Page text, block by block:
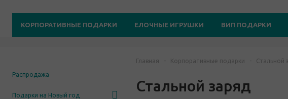
КОРПОРАТИВНЫЕ ПОДАРКИ ЕЛОЧНЫЕ ИГРУШКИ ВИП ПОДАРКИ
Распродажа
Подарки на Новый год
Главная - Корпоративные подарки - Стальной
Стальной заряд